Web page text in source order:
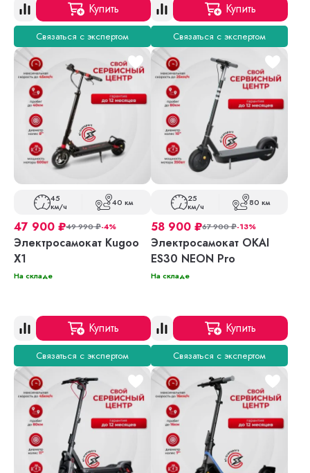
Купить
Связаться с экспертом
Купить
Связаться с экспертом
45
км/ч 40 км
47 900 ₽49 990₽-4%
Электросамокат Kugoo
X1
На складе
Купить
Связаться с экспертом
25
км/ч 80 км
58 900 ₽67 900₽-13%
Электросамокат OKAI
ES30 NEON Pro
На складе
Купить
Связаться с экспертом